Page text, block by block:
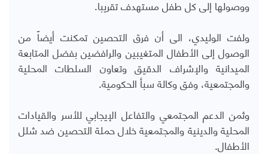
ووصولها إلى كل طفل مستهدف تقريبا.
ولفت الوليدي، الى أن فرق التحصين تمكنت أيضاً من
الوصول إلى الأطفال المتغيبين والرافضين بفضل المتابعة
الميدانية والإشراف الدقيق وتعاون السلطات المحلية
والمجتمعية، وفق وكالة سبأ الحكومية.
وثمن الدعم المجتمعي والتفاعل الإيجابي للأسر والقيادات
المحلية والدينية والمجتمعية خلال حملة التحصين ضد شلل
الأطفال.